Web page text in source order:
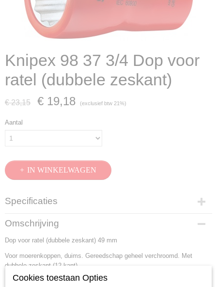
Knipex 98 37 3/4 Dop voor
ratel (dubbele zeskant)
€ 23,15 € 19,18 (exclusief btw 21%)
Aantal
IN WINKELWAGEN
Specificaties
Productcode
98 37 3/4
EAN code
Productcode leverancier
Netto gewicht
Omschrijving
Dop voor ratel (dubbele zeskant) 49 mm
Voor moerenkoppen, duims. Gereedschap geheel verchroomd. Met
dubbele zeskant (12-kant).
Lengte: 49 mm
Cookies toestaan Opties